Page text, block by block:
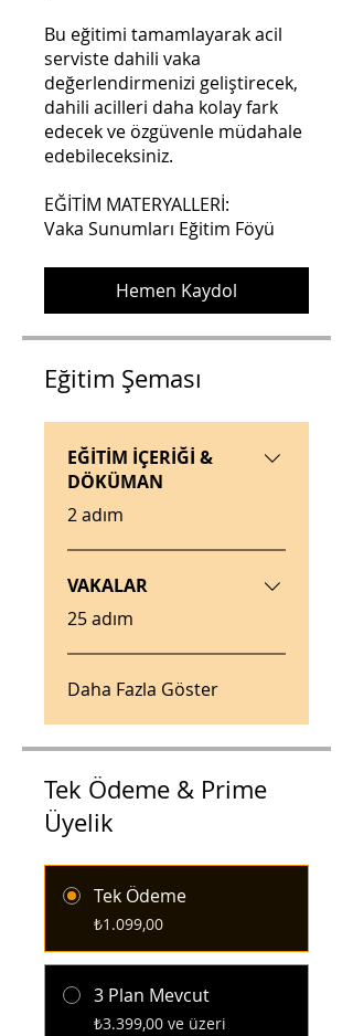
Bu eğitimi tamamlayarak acil
serviste dahili vaka
değerlendirmenizi geliştirecek,
dahili acilleri daha kolay fark
edecek ve özgüvenle müdahale
edebileceksiniz.
EĞİTİM MATERYALLERİ:
Vaka Sunumları Eğitim Föyü
Hemen Kaydol
Eğitim Şeması
EĞİTİM İÇERİĞİ &
DÖKÜMAN
.
2 adım
VAKALAR
.
25 adım
Daha Fazla Göster
Tek Ödeme & Prime
Üyelik
Tek Ödeme
₺1.099,00
3 Plan Mevcut
₺3.399,00 ve üzeri